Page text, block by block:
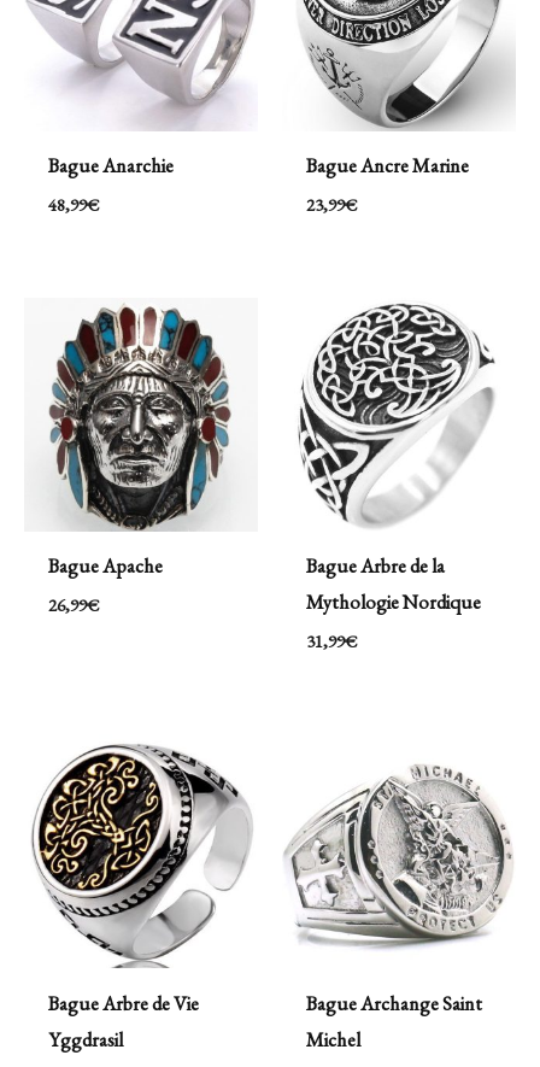
Bague Anarchie
48,99€
Bague Ancre Marine
23,99€
Bague Apache
26,99€
Bague Arbre de la
Mythologie Nordique
31,99€
Bague Arbre de Vie
Yggdrasil
Bague Archange Saint
Michel